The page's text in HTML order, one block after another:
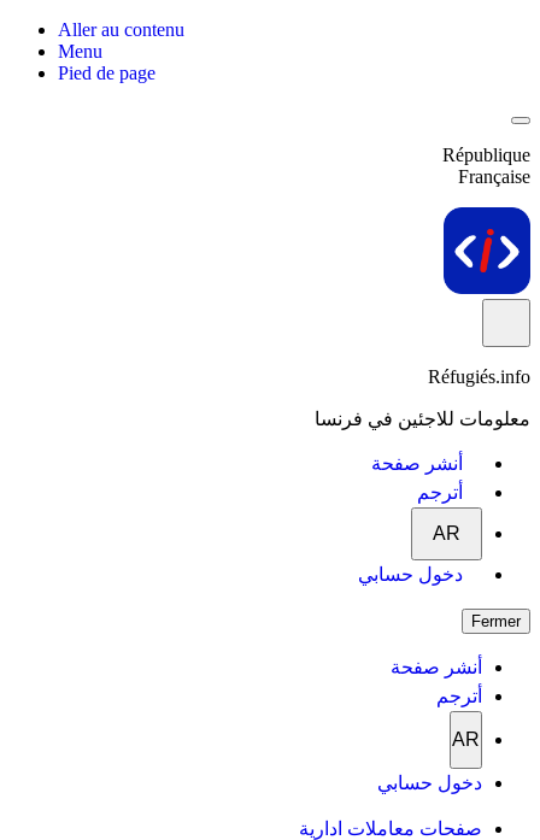
Aller au contenu
Menu
Pied de page
République
Française
Réfugiés.info
معلومات للاجئين في فرنسا
أنشر صفحة
أترجم
AR
دخول حسابي
Fermer
أنشر صفحة
أترجم
AR
دخول حسابي
صفحات معاملات ادارية